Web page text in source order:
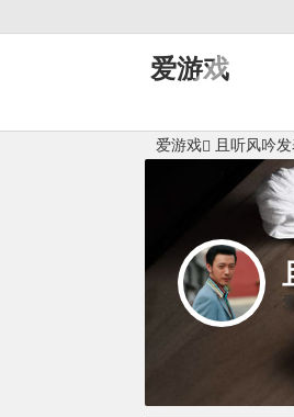
爱游戏
爱游戏 且听风吟